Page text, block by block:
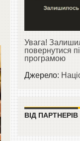
Увага!
повернутися
програмою
Джерело:
ВІД ПАРТНЕРІВ